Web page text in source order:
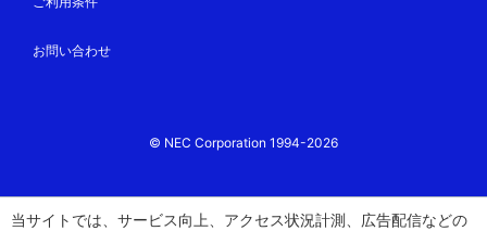
当サイトでは、サービス向上、アクセス状況計測、広告配信などの
お問い合わせ
© NEC Corporation 1994-2026